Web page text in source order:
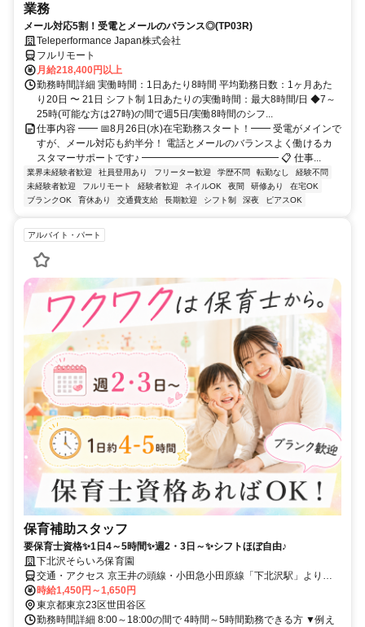
業務
メール対応5割！受電とメールのバランス◎(TP03R)
Teleperformance Japan株式会社
フルリモート
月給218,400円以上
勤務時間詳細 実働時間：1日あたり8時間 平均勤務日数：1ヶ月あた
り20日 〜 21日 シフト制 1日あたりの実働時間：最大8時間/日 ◆7～
25時(可能な方は27時)の間で週5日/実働8時間のシフ...
仕事内容 ━━ 📅8月26日(水)在宅勤務スタート！━━ 受電がメインで
すが、メール対応も約半分！ 電話とメールのバランスよく働けるカ
スタマーサポートです♪ ━━━━━━━━━━━━━━ 📋 仕事...
業界未経験者歓迎 社員登用あり フリーター歓迎 学歴不問 転勤なし
経験不問
未経験者歓迎
フルリモート 経験者歓迎 ネイルOK 夜間 研修あり
在宅OK
ブランクOK
育休あり 交通費支給 長期歓迎 シフト制 深夜 ピアスOK
アルバイト・パート
保育補助スタッフ
要保育士資格✨1日4～5時間✨週2・3日～✨シフトほぼ自由♪
下北沢そらいろ保育園
交通・アクセス 京王井の頭線・小田急小田原線「下北沢駅」より徒
歩5分
時給1,450円～1,650円
東京都東京23区世田谷区
勤務時間詳細 8:00～18:00の間で 4時間～5時間勤務できる方 ▼例え